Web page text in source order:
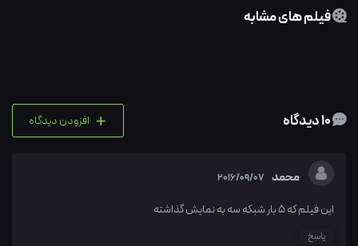
فیلم های مشابه
+ افزودن دیدگاه
محمد 2016/09/07
این فیلم که 5 بار شبکه سه به نمایش گذاشته
پاسخ